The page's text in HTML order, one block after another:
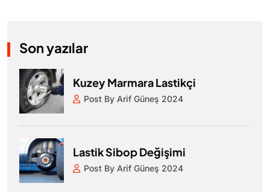
Son yazılar
Kuzey Marmara Lastikçi
Post By Arif Güneş 2024
Lastik Sibop Değişimi
Post By Arif Güneş 2024